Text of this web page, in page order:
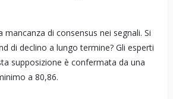
mancanza di consensus nei segnali. Si
di declino a lungo termine? Gli esperti
supposizione è confermata da una
a 80,86.